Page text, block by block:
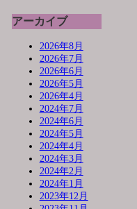
アーカイブ
2026年8月
2026年7月
2026年6月
2026年5月
2026年4月
2024年7月
2024年6月
2024年5月
2024年4月
2024年3月
2024年2月
2024年1月
2023年12月